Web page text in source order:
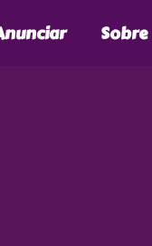
Sobre